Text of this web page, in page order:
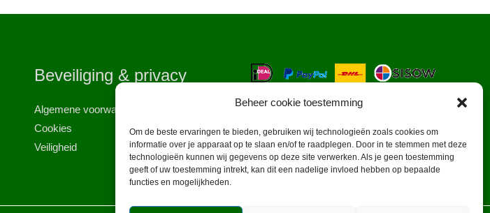
Beheer cookie toestemming
Om de beste ervaringen te bieden, gebruiken wij technologieën zoals cookies om
informatie over je apparaat op te slaan en/of te raadplegen. Door in te stemmen met deze
technologieën kunnen wij gegevens op deze site verwerken. Als je geen toestemming
geeft of uw toestemming intrekt, kan dit een nadelige invloed hebben op bepaalde
functies en mogelijkheden.
Beveiliging & privacy
Algemene voorwaarden
Cookies
Veiligheid